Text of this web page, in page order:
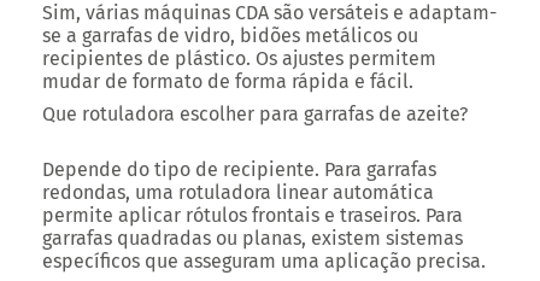
Sim, várias máquinas CDA são versáteis e adaptam-
se a garrafas de vidro, bidões metálicos ou
recipientes de plástico. Os ajustes permitem
mudar de formato de forma rápida e fácil.
Que rotuladora escolher para garrafas de azeite?
Depende do tipo de recipiente. Para garrafas
redondas, uma rotuladora linear automática
permite aplicar rótulos frontais e traseiros. Para
garrafas quadradas ou planas, existem sistemas
específicos que asseguram uma aplicação precisa.